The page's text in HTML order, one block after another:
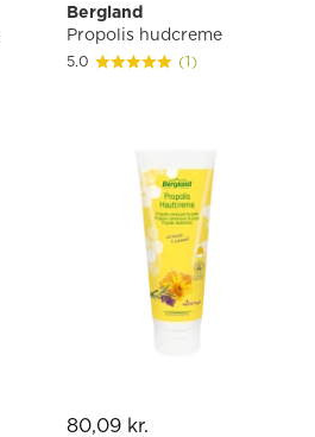
Bergland
Propolis hudcreme
5.0 (1)
80,09 kr.